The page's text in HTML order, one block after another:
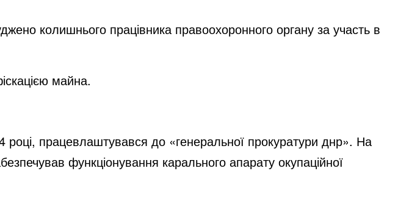
колишнього працівника правоохоронного органу за участь в
майна.
працевлаштувався до «генеральної прокуратури днр». На
функціонування карального апарату окупаційної